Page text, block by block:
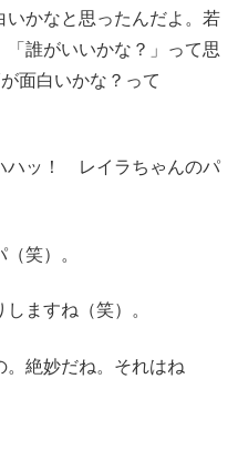
いかなと思ったんだよ。若
誰がいいかな？」って思
面白いかな？って
ハッ！ レイラちゃんのパ
笑）。
ますね（笑）。
。絶妙だね。それはね